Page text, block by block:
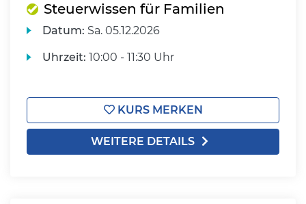
Steuerwissen für Familien
Datum: Sa. 05.12.2026
Uhrzeit: 10:00 - 11:30 Uhr
KURS MERKEN
WEITERE DETAILS